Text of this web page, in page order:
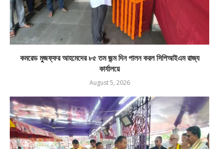
কমরেড মুজফ্ফর আহমেদের ৮৫ তম জন্ম দিন পালন করল সিপিআইএম রাজ্য
কার্যালয়ে
August 5, 2026